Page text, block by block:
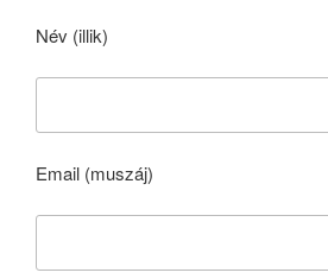
Név (illik)
Email (muszáj)